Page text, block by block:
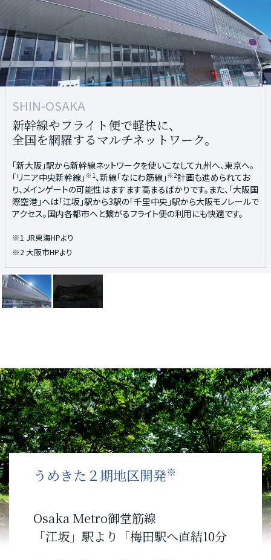
SHIN-OSAKA
新幹線やフライト便で軽快に、
全国を網羅するマルチネットワーク。
「新大阪」駅から新幹線ネットワークを使いこなして九州へ、東京へ。
「リニア中央新幹線」 ※1、新線「なにわ筋線」 ※2計画も進められてお
り、メインゲートの可能性はますます高まるばかりです。また、「大阪国
際空港」へは「江坂」駅から3駅の「千里中央」駅から大阪モノレールで
アクセス。国内各都市へと繋がるフライト便の利用にも快適です。
※1 JR東海HPより
※2 大阪市HPより
OSAKA/UMEDA
新幹線やフライト便で軽快に、
全国を網羅するマルチネットワーク。
西日本最大級の商業・ビジネスの一大集積地。注目のプロジェクト
「うめきた2期地区開発」※も2024年の街開きを目指して始動。グラン
フロント大阪を中心に日々発展を続けるグローバルシティに期待が
高まります。
p/）
うめきた２期地区開発※
Osaka Metro御堂筋線
「江坂」駅より「梅田駅へ直結10分